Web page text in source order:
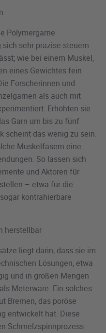
Polymergarne
sehr präzise steuern
wie bei einem Muskel,
eines Gewichtes fein
Forscherinnen und
als auch mit
Erhöhten sie
Garn um bis zu fünf
scheint das wenig zu sein.
Muskelfasern eine
So lassen sich
und Aktoren für
– etwa für die
kontrahierbare
herstellbar
liegt darin, dass sie im
Lösungen, etwa
und in großen Mengen
Meterware. Ein solches
Bremen, das poröse
entwickelt hat. Diese
Schmelzspinnprozess